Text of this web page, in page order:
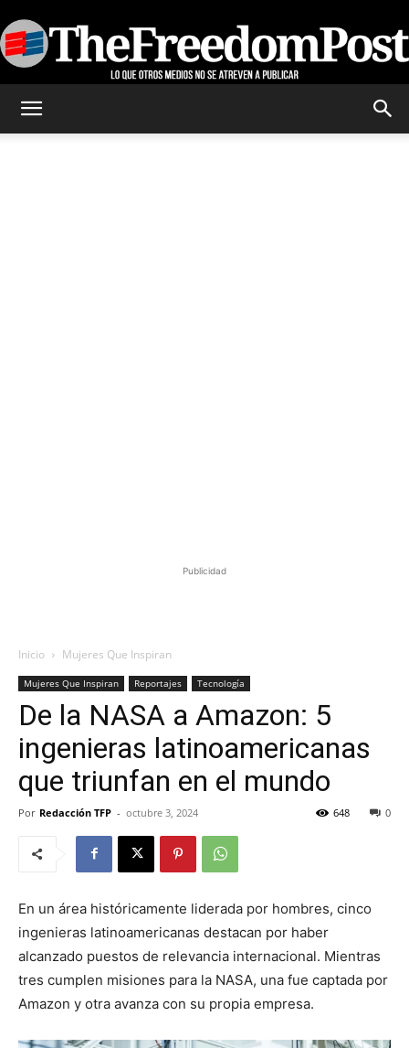
Publicidad
Inicio Mujeres Que Inspiran
Mujeres Que Inspiran Reportajes Tecnología
De la NASA a Amazon: 5
ingenieras latinoamericanas
que triunfan en el mundo
Por Redacción TFP - octubre 3, 2024 0
648
En un área históricamente liderada por hombres, cinco
ingenieras latinoamericanas destacan por haber
alcanzado puestos de relevancia internacional. Mientras
tres cumplen misiones para la NASA, una fue captada por
Amazon y otra avanza con su propia empresa.